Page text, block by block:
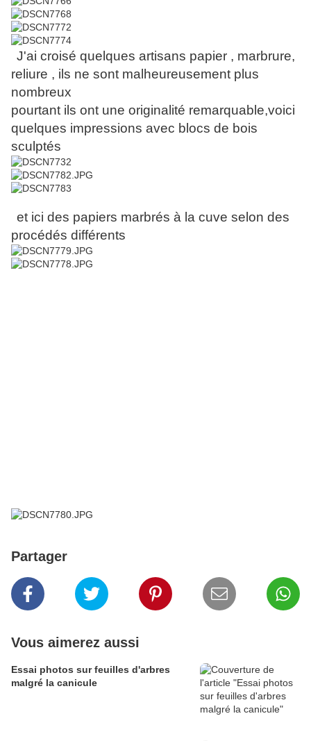
J'ai croisé quelques artisans papier , marbrure,
reliure , ils ne sont malheureusement plus
nombreux
pourtant ils ont une originalité remarquable,voici
quelques impressions avec blocs de bois
sculptés
et ici des papiers marbrés à la cuve selon des
procédés différents
Partager
Vous aimerez aussi
Essai photos sur feuilles d'arbres
malgré la canicule